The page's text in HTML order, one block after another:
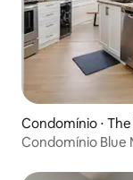
Condomínio ⋅
Condomínio Blue